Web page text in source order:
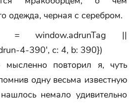
одежда, черная с серебром.
= window.adrunTag ||
4-390', c: 4, b: 390})
повторил я, чуть
одну весьма известную
немало удивительно